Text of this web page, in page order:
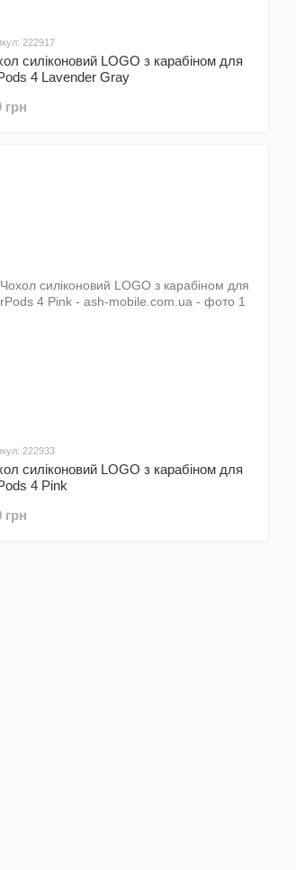
222917
силіконовий LOGO з карабіном для
4 Lavender Gray
грн
222933
силіконовий LOGO з карабіном для
4 Pink
грн